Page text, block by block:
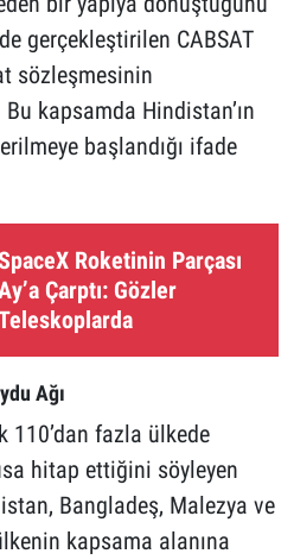
gerçekleştirilen CABSAT
sözleşmesinin
Bu kapsamda Hindistan’ın
başlandığı ifade
Roketinin Parçası
Çarptı: Gözler
Ağı
110’dan fazla ülkede
hitap ettiğini söyleyen
Bangladeş, Malezya ve
kapsama alanına